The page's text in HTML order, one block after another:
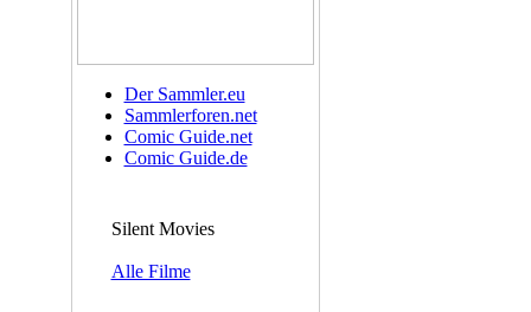
Der Sammler.eu
Sammlerforen.net
Comic Guide.net
Comic Guide.de
Silent Movies
Alle Filme